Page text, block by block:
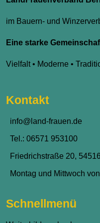
im Bauern- und
Eine starke
Vielfalt • Moderne •
Kontakt
info@land-frauen.de
Tel.: 06571 953100
Friedrichstraße 20,
Montag und Mittwoch
Schnellmenü